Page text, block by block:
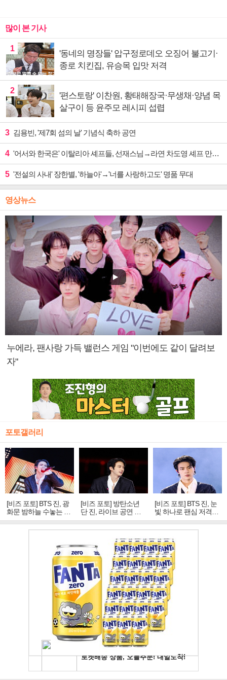
많이 본 기사
1
'동네의 명장들' 압구정로데오 오징어 불고기·
종로 치킨집, 유승목 입맛 저격
2
'편스토랑' 이찬원, 황태해장국·무생채·양념 목
살구이 등 윤주모 레시피 섭렵
3 김용빈, '제7회 섬의 날' 기념식 축하 공연
4 '어서와 한국은' 이탈리아 셰프들, 선재스님→라연 차도영 셰프 만난다
5 '전설의 사내' 장한별, '하늘아'→'너를 사랑하고도' 명품 무대
영상뉴스
누에라, 팬사랑 가득 밸런스 게임 "이번에도 같이 달려보
자"
포토갤러리
[비즈 포토] BTS 진, 광
화문 밤하늘 수놓는 '비
주얼 킹'의 열창
[비즈 포토] 방탄소년
단 진, 라이브 공연 중
빛나는 독보적 아우라
[비즈 포토] BTS 진, 눈
빛 하나로 팬심 저격…
독보적 카리스마